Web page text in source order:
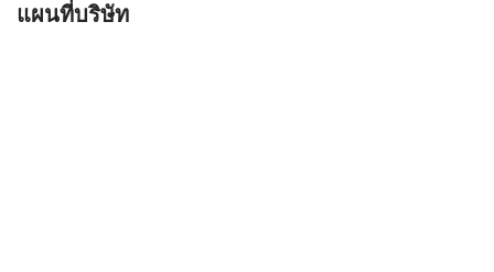
แผนที่บริษัท